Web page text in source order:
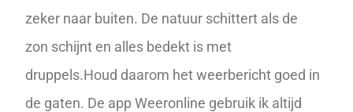
zeker naar buiten. De natuur schittert als de
zon schijnt en alles bedekt is met
druppels.Houd daarom het weerbericht goed in
de gaten. De app Weeronline gebruik ik altijd